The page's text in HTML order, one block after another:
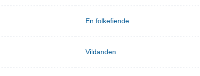
En folkefiende
Vildanden